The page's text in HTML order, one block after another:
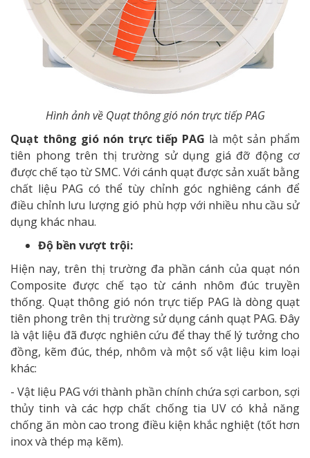
Hình ảnh về Quạt thông gió nón trực tiếp PAG
Quạt thông gió nón trực tiếp PAG là một sản phẩm
tiên phong trên thị trường sử dụng giá đỡ động cơ
được chế tạo từ SMC. Với cánh quạt được sản xuất bằng
chất liệu PAG có thể tùy chỉnh góc nghiêng cánh để
điều chỉnh lưu lượng gió phù hợp với nhiều nhu cầu sử
dụng khác nhau.
Độ bền vượt trội:
Hiện nay, trên thị trường đa phần cánh của quạt nón
Composite được chế tạo từ cánh nhôm đúc truyền
thống. Quạt thông gió nón trực tiếp PAG là dòng quạt
tiên phong trên thị trường sử dụng cánh quạt PAG. Đây
là vật liệu đã được nghiên cứu để thay thế lý tưởng cho
đồng, kẽm đúc, thép, nhôm và một số vật liệu kim loại
khác:
- Vật liệu PAG với thành phần chính chứa sợi carbon, sợi
thủy tinh và các hợp chất chống tia UV có khả năng
chống ăn mòn cao trong điều kiện khắc nghiệt (tốt hơn
inox và thép mạ kẽm).